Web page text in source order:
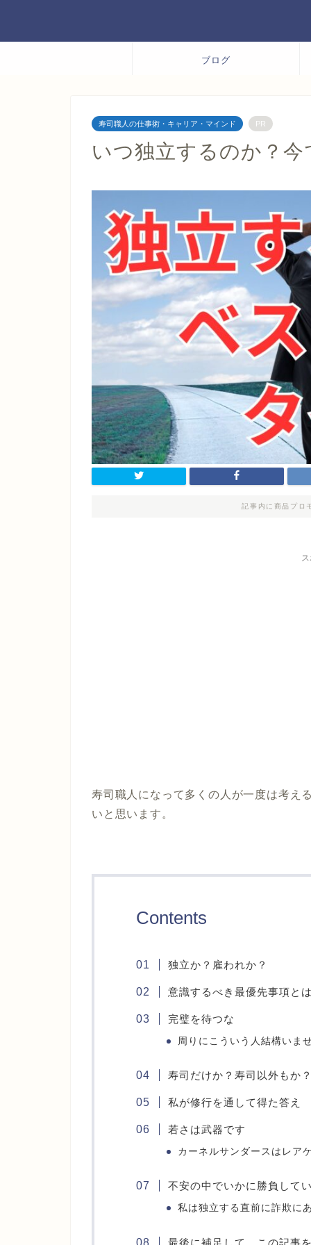
ブログ
寿司職人の仕事術・キャリア・マインド PR
いつ独立するのか？
記事内に商品プロ
寿司職人になって多くの人が一度は考え
いと思います。
Contents
独立か？雇われか？
意識するべき最優先事項と
完璧を待つな
周りにこういう人結構いま
寿司だけか？寿司以外もか
私が修行を通して得た答え
若さは武器です
カーネルサンダースはレア
不安の中でいかに勝負して
私は独立する直前に詐欺に
最後に補足して、この記事